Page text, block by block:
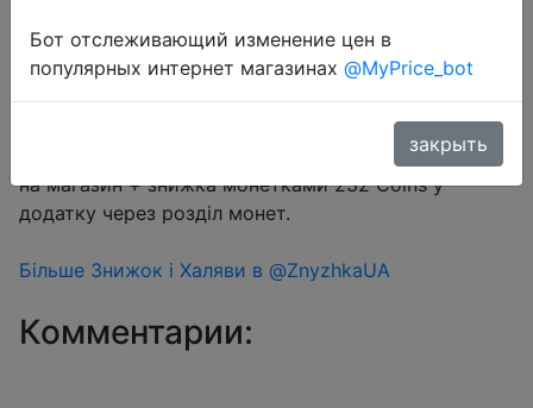
Перейти в магазин
Купон продавця $2 на сторінці товару за підписку
на магазин + знижка монетками 232 Coins у
додатку через розділ монет.
Більше Знижок і Халяви в @ZnyzhkaUA
Комментарии:
Бот отслеживающий изменение цен в
популярных интернет магазинах @MyPrice_bot
закрыть